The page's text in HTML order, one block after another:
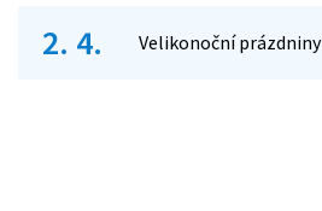
2. 4. Velikonoční prázdniny